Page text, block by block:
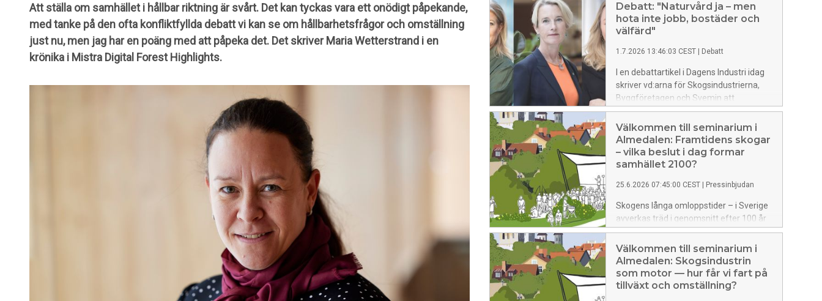
Att ställa om samhället i hållbar riktning är svårt. Det kan tyckas vara ett onödigt påpekande,
med tanke på den ofta konfliktfyllda debatt vi kan se om hållbarhetsfrågor och omställning
just nu, men jag har en poäng med att påpeka det. Det skriver Maria Wetterstrand i en
krönika i Mistra Digital Forest Highlights.
Debatt: "Naturvård ja – men
hota inte jobb, bostäder och
välfärd"
1.7.2026 13:46:03 CEST Debatt
I en debattartikel i Dagens Industri idag
skriver vd:arna för Skogsindustrierna,
Byggföretagen och Svemin att
myndighetsförslaget för
naturrestaurering kan få stora
samhällsekonomiska konsekvenser. En
nyligen gjord analys av förslaget visar på
risker för jobb, investeringar, produktion
branschorganisationerna regeringen att
välja en stegvis implementering och
prioritera åtgärder som är tillräckligt
analyserade.
Välkommen till seminarium i
Almedalen: Framtidens skogar
– vilka beslut i dag formar
samhället 2100?
25.6.2026 07:45:00 CEST Pressinbjudan
Skogens långa omloppstider – i Sverige
avverkas träd i genomsnitt efter 100 år
– gör att dagens politiska beslut
påverkar ekonomi, välfärd, jobb, klimat
och biologisk mångfald långt in i nästa
sekel. Under torsdagen samlar
Skogsindustrierna riksdagspartiernas
Välkommen till seminarium i
Almedalen: Skogsindustrin
som motor — hur får vi fart på
tillväxt och omställning?